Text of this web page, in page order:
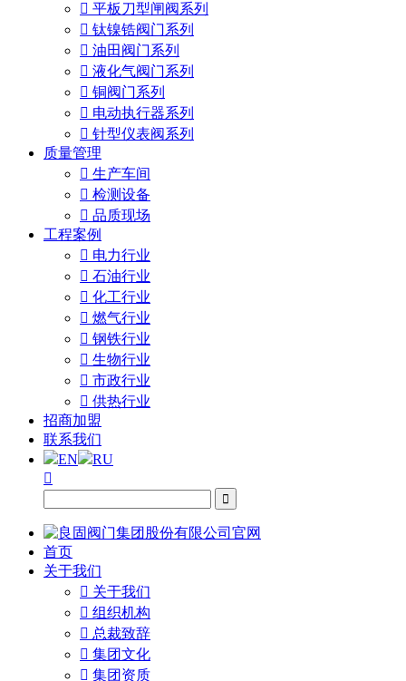
 平板刀型闸阀系列
 钛镍锆阀门系列
 油田阀门系列
 液化气阀门系列
 铜阀门系列
 电动执行器系列
 针型仪表阀系列
质量管理
 生产车间
 检测设备
 品质现场
工程案例
 电力行业
 石油行业
 化工行业
 燃气行业
 钢铁行业
 生物行业
 市政行业
 供热行业
招商加盟
联系我们
EN
RU


首页
关于我们
 关于我们
 组织机构
 总裁致辞
 集团文化
 集团资质